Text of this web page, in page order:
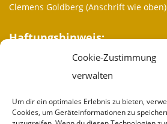
Cookie-Zustimmung
verwalten
Um dir ein optimales Erlebnis zu bieten,
Cookies, um Geräteinformationen zu
Clemens Goldberg (Anschrift wie oben)
Haftungshinweis:
Trotz sorgfältiger inhaltlicher
Haftung für die Inhalte externer Links.
verantwortlich.